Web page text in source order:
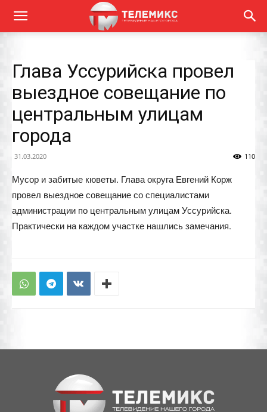
Глава Уссурийска провел
выездное совещание по
центральным улицам
города
31.03.2020 110
Мусор и забитые кюветы. Глава округа Евгений Корж
провел выездное совещание со специалистами
администрации по центральным улицам Уссурийска.
Практически на каждом участке нашлись замечания.